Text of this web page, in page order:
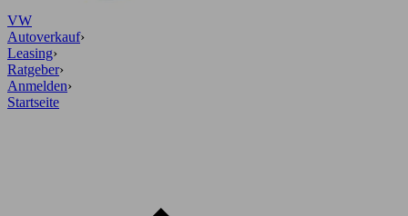
VW
Autoverkauf›
Leasing›
Ratgeber›
Anmelden›
Startseite